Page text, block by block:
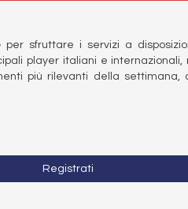
per sfruttare i servizi a
player italiani e
più rilevanti della settimana,
Registrati